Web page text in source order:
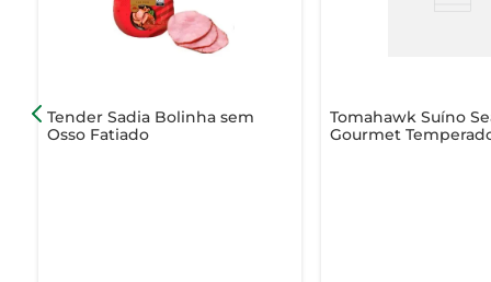
- Peso: Kg (especificar o peso desejado)
Tender Sadia Bolinha sem
Osso Fatiado
Tomahawk Suíno
Gourmet